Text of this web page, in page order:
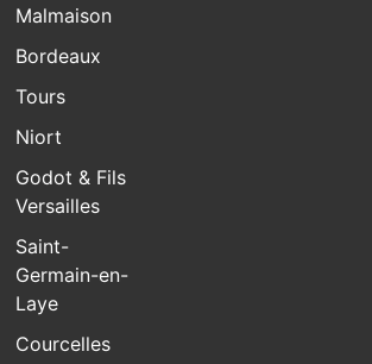
Malmaison
Bordeaux
Tours
Niort
Godot & Fils
Versailles
Saint-
Germain-en-
Laye
Courcelles